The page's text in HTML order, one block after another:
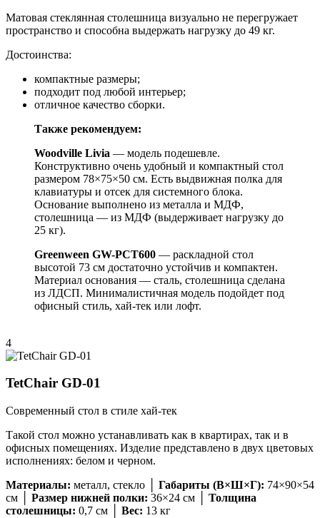
Матовая стеклянная столешница визуально не перегружает
пространство и способна выдержать нагрузку до 49 кг.
Достоинства:
компактные размеры;
подходит под любой интерьер;
отличное качество сборки.
Также рекомендуем:
Woodville Livia — модель подешевле.
Конструктивно очень удобный и компактный стол
размером 78×75×50 см. Есть выдвижная полка для
клавиатуры и отсек для системного блока.
Основание выполнено из металла и МДФ,
столешница — из МДФ (выдерживает нагрузку до
25 кг).
Greenween GW-PCT600 — раскладной стол
высотой 73 см достаточно устойчив и компактен.
Материал основания — сталь, столешница сделана
из ЛДСП. Минималистичная модель подойдет под
офисный стиль, хай-тек или лофт.
4
TetChair GD-01
Современный стол в стиле хай-тек
Такой стол можно устанавливать как в квартирах, так и в
офисных помещениях. Изделие представлено в двух цветовых
исполнениях: белом и черном.
Материалы: металл, стекло │ Габариты (В×Ш×Г): 74×90×54
см │ Размер нижней полки: 36×24 см │ Толщина
столешницы: 0,7 см │ Вес: 13 кг